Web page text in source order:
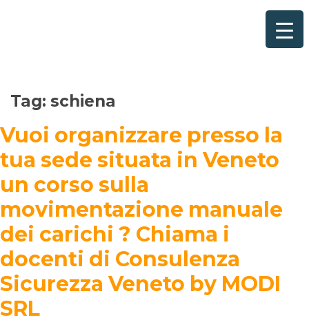
Contattaci
Questionario
Blog e Info
FAQ
Tag: schiena
Vuoi organizzare presso la
tua sede situata in Veneto
un corso sulla
movimentazione manuale
dei carichi ? Chiama i
docenti di Consulenza
Sicurezza Veneto by MODI
SRL